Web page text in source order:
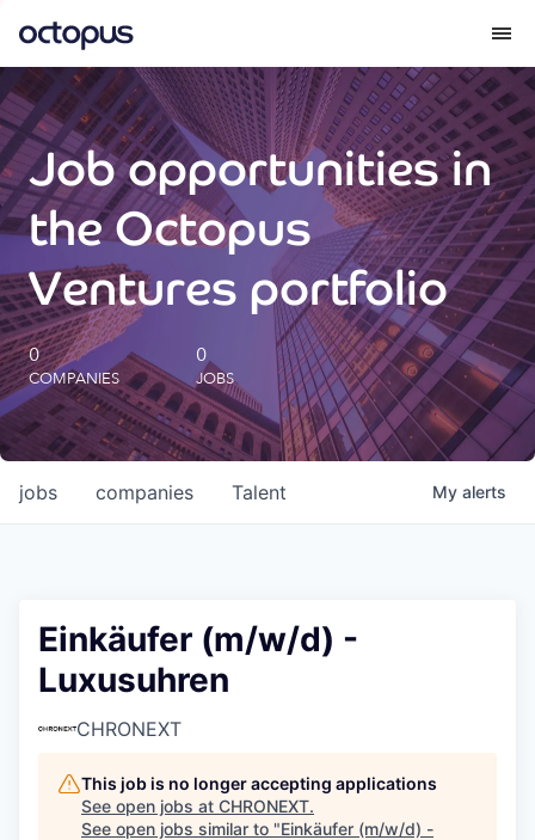
What we do
How we do it
Our impact
Future Generations Reports
Octopus Giving
Careers
Job opportunities in
the Octopus
Ventures portfolio
0
COMPANIES
0
JOBS
jobs companies Talent My alerts
Einkäufer (m/w/d) -
Luxusuhren
CHRONEXT
This job is no longer accepting applications
See open jobs at CHRONEXT.
See open jobs similar to "Einkäufer (m/w/d) -